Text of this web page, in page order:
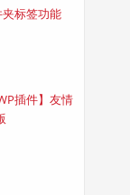
标签功能
插件】友情